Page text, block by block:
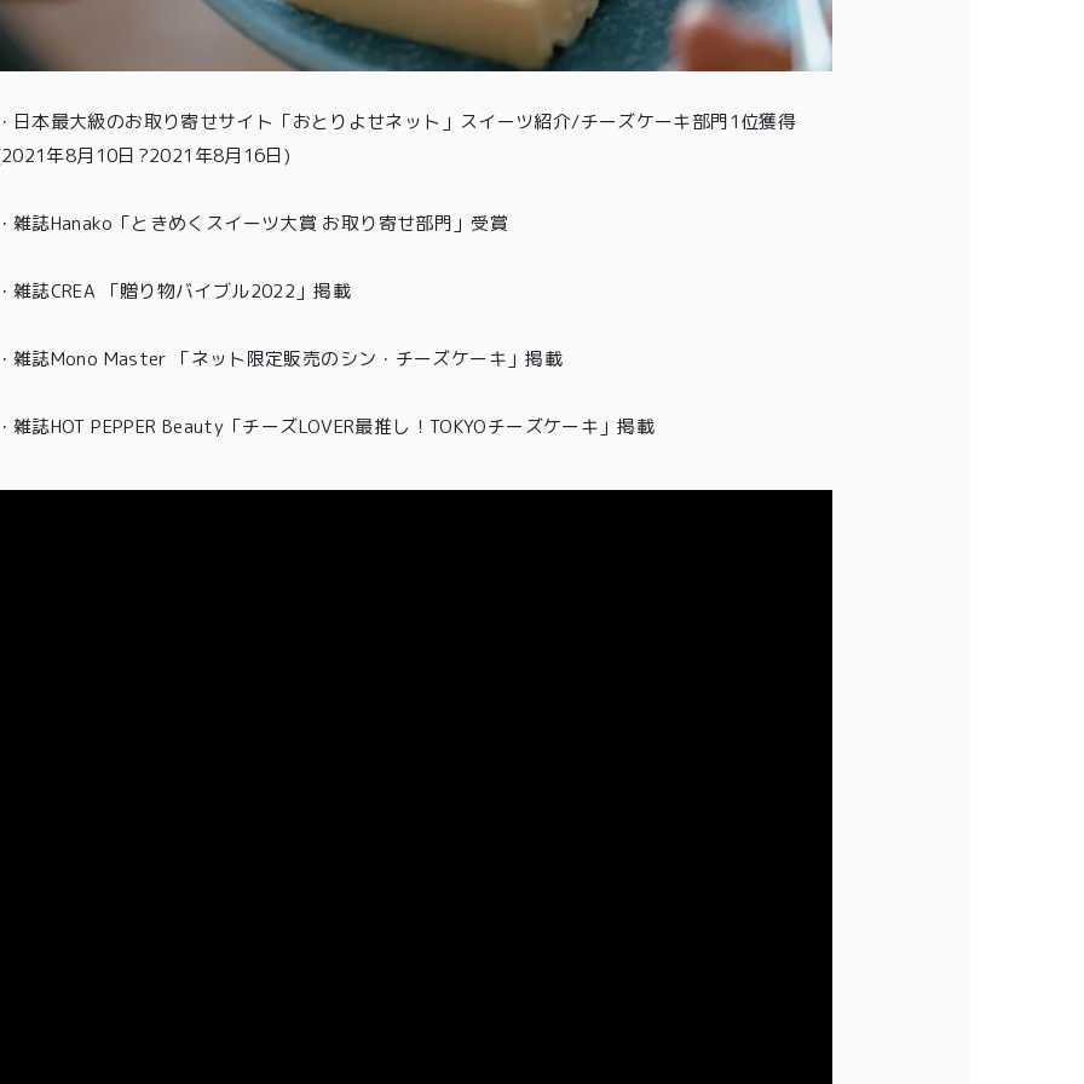
・ 日本最大級のお取り寄せサイト「おとりよせネット」スイーツ紹介/チーズケーキ部門1位獲得
年8月10日?2021年8月16日)
・ 雑誌Hanako「ときめくスイーツ大賞 お取り寄せ部門」受賞
・雑誌CREA 「贈り物バイブル2022」掲載
・雑誌Mono Master 「ネット限定販売のシン・チーズケーキ」掲載
・ 雑誌HOT PEPPER Beauty「チーズLOVER最推し！TOKYOチーズケーキ」掲載